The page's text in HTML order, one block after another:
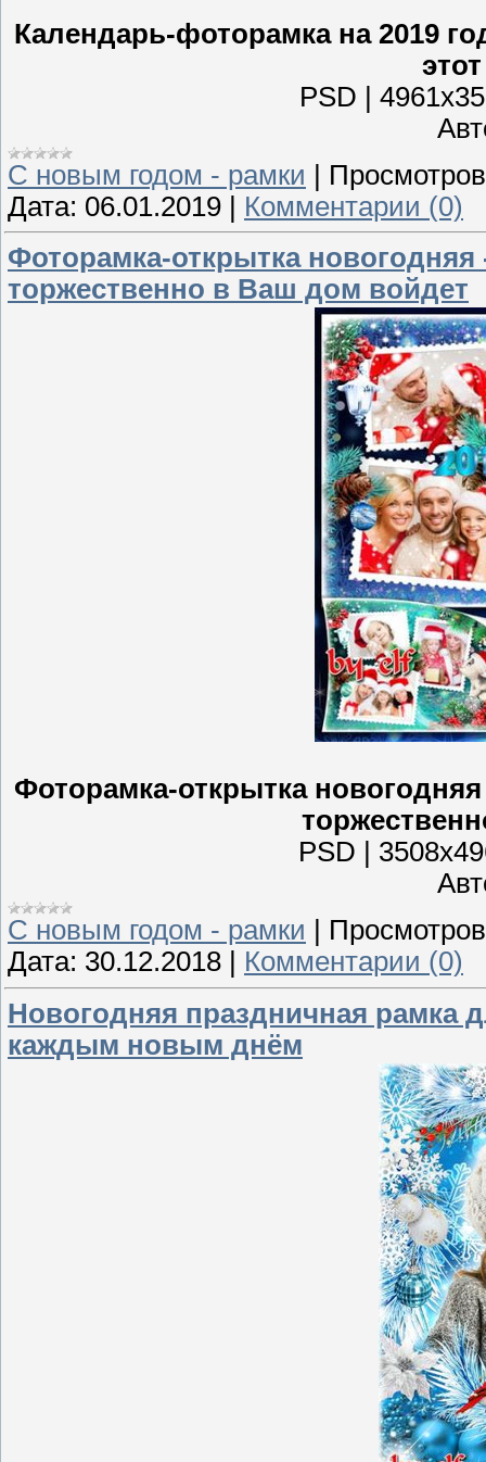
Календарь-фоторамка на 2019
PSD |
С новым годом - рамки |
Дата: 06.01.2019 | Комментарии (0)
Фоторамка-открытка
торжественно в Ваш дом войдет
Фоторамка-открытка
PSD |
С новым годом - рамки
Дата: 30.12.2018
Комментарии (0)
Новогодняя праздничная рамка
каждым новым днём